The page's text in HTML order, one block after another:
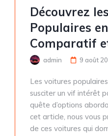
Découvrez
Populaires
Comparatif
admin 9 août
Les voitures
susciter un vif intérêt
quête d’options
cet article, nous vous
de ces voitures qui